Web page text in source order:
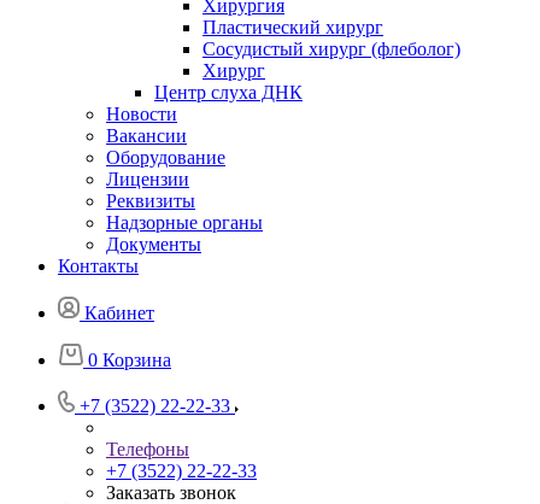
Хирургия
Пластический хирург
Сосудистый хирург (флеболог)
Хирург
Центр слуха ДНК
Новости
Вакансии
Оборудование
Лицензии
Реквизиты
Надзорные органы
Документы
Контакты
Кабинет
0 Корзина
+7 (3522) 22-22-33
Телефоны
+7 (3522) 22-22-33
Заказать звонок